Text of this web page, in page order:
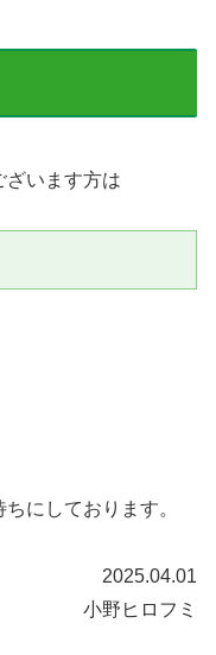
ざいます方は
にしております。
2025.04.01
小野ヒロフミ